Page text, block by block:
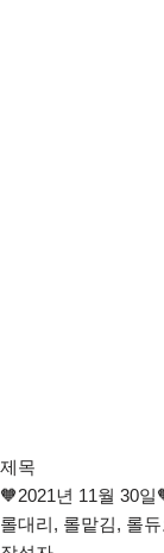
제목
🧡2021년 11월 30
롤대리, 롤맡김, 롤